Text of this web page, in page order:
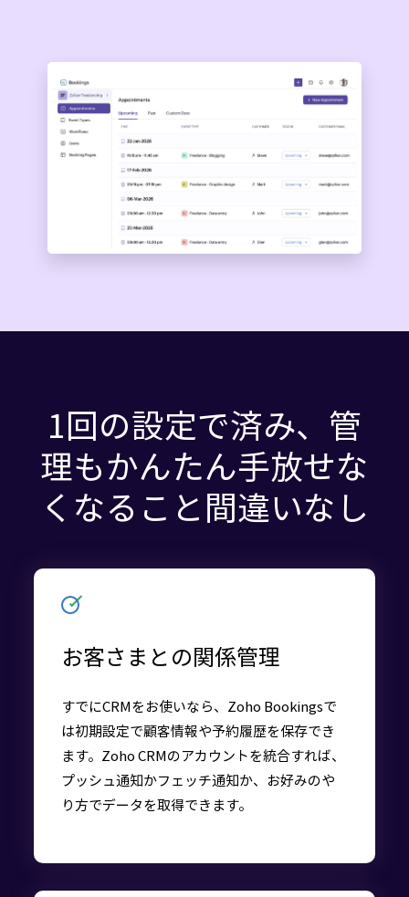
1回の設定で済み、管
理もかんたん手放せな
くなること間違いなし
お客さまとの関係管理
すでにCRMをお使いなら、Zoho Bookingsで
は初期設定で顧客情報や予約履歴を保存でき
ます。Zoho CRMのアカウントを統合すれば、
プッシュ通知かフェッチ通知か、お好みのや
り方でデータを取得できます。